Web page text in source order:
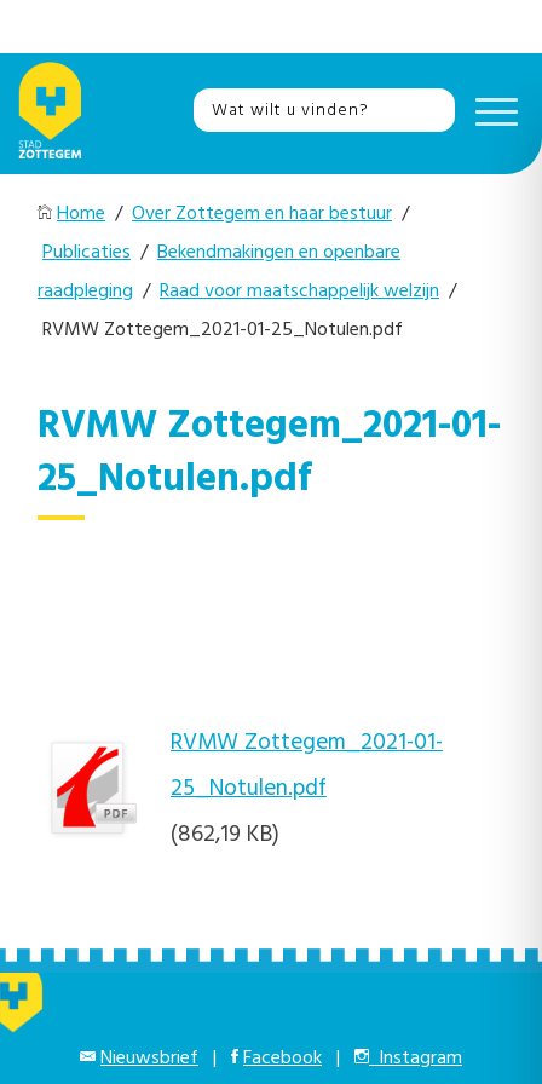
Home / Over Zottegem en haar bestuur /
Publicaties / Bekendmakingen en openbare
raadpleging / Raad voor maatschappelijk welzijn /
RVMW Zottegem_2021-01-25_Notulen.pdf
RVMW Zottegem_2021-01-
25_Notulen.pdf
RVMW Zottegem_2021-01-
25_Notulen.pdf
(862,19 KB)
Nieuwsbrief | Facebook | Instagram